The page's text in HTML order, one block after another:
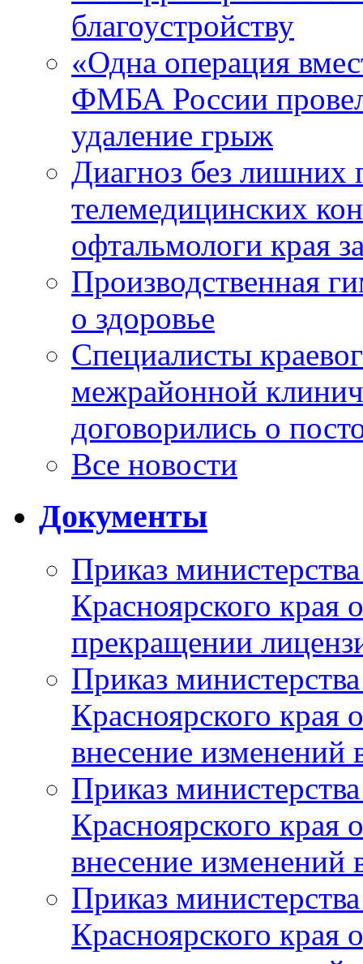
благоустройству
«Одна операция
ФМБА России
удаление грыж
Диагноз без лишних
телемедицинских
офтальмологи края
Производственная
о здоровье
Специалисты
межрайонной
договорились о
Все новости
Документы
Приказ
Красноярского
прекращении
Приказ
Красноярского
внесение изменений
Приказ
Красноярского
внесение изменений
Приказ
Красноярского